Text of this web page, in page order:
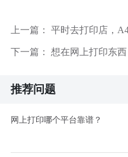
上一篇： 平时去打印店，
下一篇： 想在网上打印东
推荐问题
网上打印哪个平台靠谱？